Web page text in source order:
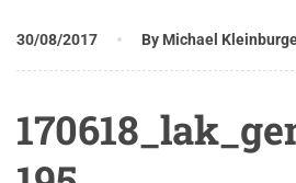
30/08/2017 By Michael